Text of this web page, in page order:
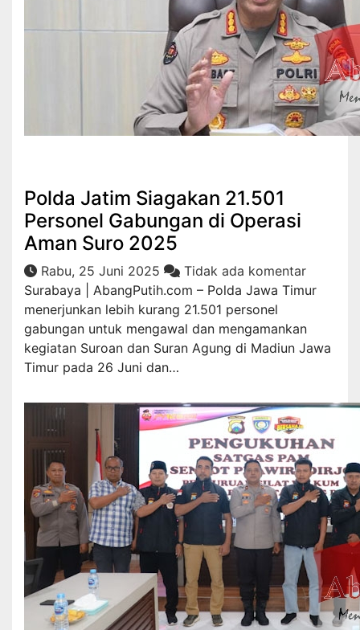
Polda Jatim Siagakan 21.501
Personel Gabungan di Operasi
Aman Suro 2025
Rabu, 25 Juni 2025
Tidak ada komentar
Surabaya | AbangPutih.com – Polda Jawa Timur
menerjunkan lebih kurang 21.501 personel
gabungan untuk mengawal dan mengamankan
kegiatan Suroan dan Suran Agung di Madiun Jawa
Timur pada 26 Juni dan…